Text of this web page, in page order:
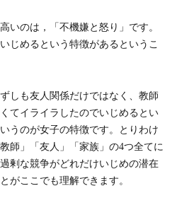
いのは，「不機嫌と怒り」です。
じめるという特徴があるというこ
しも友人関係だけではなく、教師
てイライラしたのでいじめるとい
うのが女子の特徴です。とりわけ
師」「友人」「家族」の4つ全てに
剰な競争がどれだけいじめの潜在
がここでも理解できます。